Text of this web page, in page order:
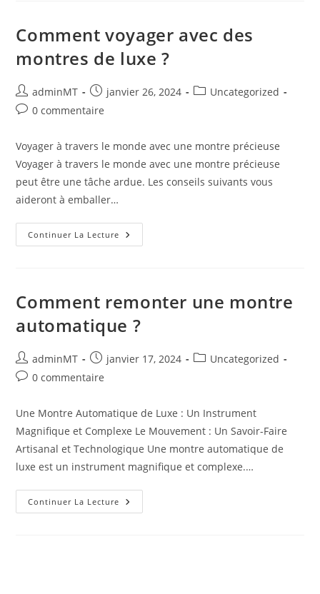
Comment voyager avec des
montres de luxe ?
Auteur/autrice
de
adminMT
Publication
publiée :
janvier 26, 2024
PostUncategorized
Commentaires
la
publication :
0 commentaire
Voyager à travers le monde avec une montre précieuse
Voyager à travers le monde avec une montre précieuse
peut être une tâche ardue. Les conseils suivants vous
aideront à emballer…
Continuer La Lecture Comment
Voyager
?
Comment remonter une montre
automatique ?
Auteur/autrice
de
adminMT
Publication
publiée :
janvier 17, 2024
PostUncategorized
Commentaires
la
publication :
0 commentaire
Une Montre Automatique de Luxe : Un Instrument
Magnifique et Complexe Le Mouvement : Un Savoir-Faire
Artisanal et Technologique Une montre automatique de
luxe est un instrument magnifique et complexe.…
Continuer La Lecture Comment
Remonter